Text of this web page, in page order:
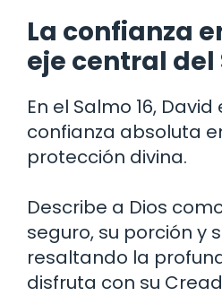
La confianza
eje central del
En el Salmo 16,
confianza absoluta
protección divina.
Describe a Dios
seguro, su porción y
resaltando la
disfruta con su